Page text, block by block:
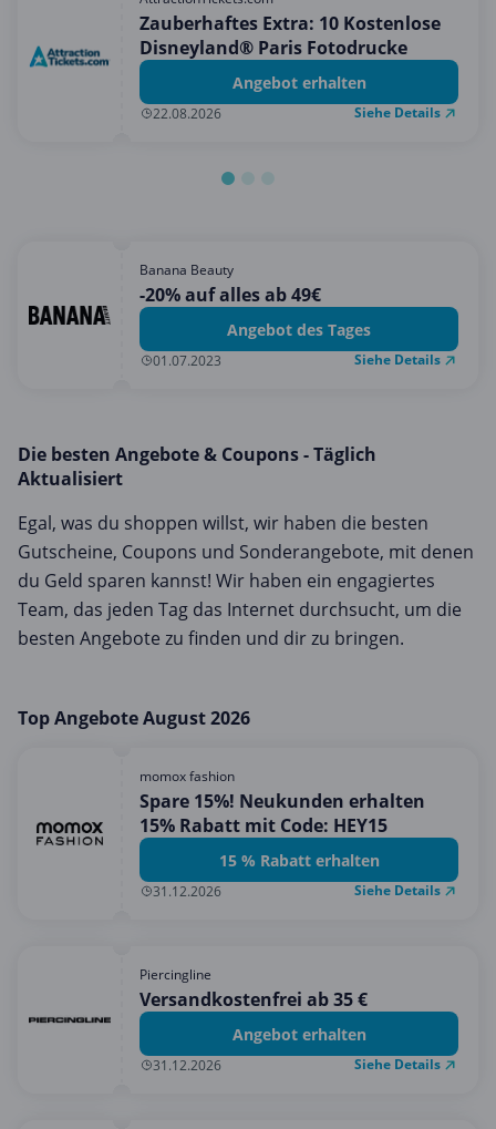
Mobilfunk & Internet
Mode & Accessoires
Zauberhaftes Extra: 10 Kostenlose
Disneyland® Paris Fotodrucke
Angebot erhalten
22.08.2026 Siehe Details
Banana Beauty
-20% auf alles ab 49€
Angebot des Tages
01.07.2023 Siehe Details
Die besten Angebote & Coupons - Täglich
Aktualisiert
Egal, was du shoppen willst, wir haben die besten
Gutscheine, Coupons und Sonderangebote, mit denen
du Geld sparen kannst! Wir haben ein engagiertes
Team, das jeden Tag das Internet durchsucht, um die
besten Angebote zu finden und dir zu bringen.
Top Angebote August 2026
momox fashion
Spare 15%! Neukunden erhalten
15% Rabatt mit Code: HEY15
15 % Rabatt erhalten
31.12.2026 Siehe Details
Piercingline
Versandkostenfrei ab 35 €
Angebot erhalten
31.12.2026 Siehe Details